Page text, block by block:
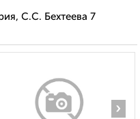
С.С. Бехтеева 7
›